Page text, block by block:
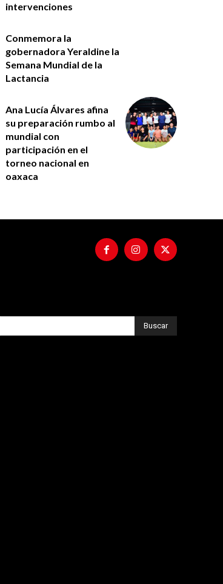
intervenciones
Conmemora la
gobernadora Yeraldine la
Semana Mundial de la
Lactancia
Ana Lucía Álvares afina
su preparación rumbo al
mundial con
participación en el
torneo nacional en
oaxaca
Buscar